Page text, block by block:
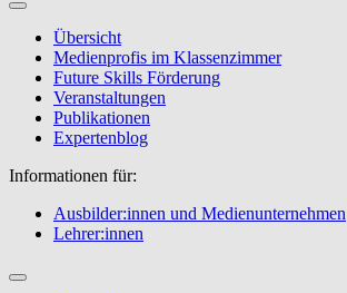
Übersicht
Medienprofis im Klassenzimmer
Future Skills Förderung
Veranstaltungen
Publikationen
Expertenblog
Informationen für:
Ausbilder:innen und Medienunternehmen
Lehrer:innen